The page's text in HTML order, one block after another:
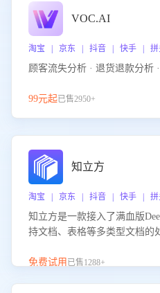
VOC.AI
淘宝 | 京东 | 抖音 | 快手 | 拼
顾客流失分析 · 退货退款分析
99元起已售2950+
知立方
淘宝 | 京东 | 抖音 | 快手 | 拼
知立方是一款接入了满血版
持文档、表格等多类型文档的
识支持，帮助用户高效管理和
免费试用 已售1288+